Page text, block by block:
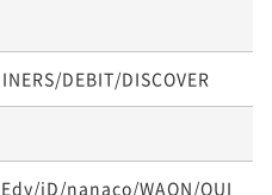
DEBIT/DISCOVER
iD/nanaco/WAON/QUI